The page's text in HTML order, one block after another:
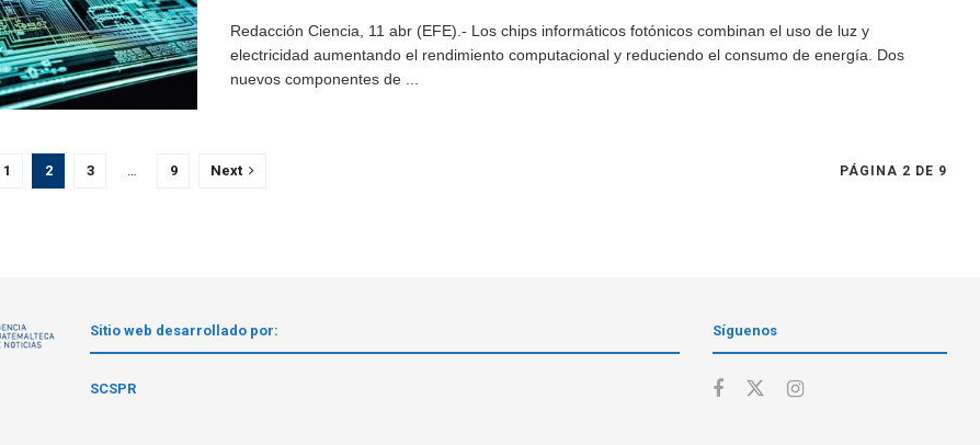
Redacción Ciencia, 11 abr (EFE).- Los chips informáticos fotónicos combinan el uso de luz y
electricidad aumentando el rendimiento computacional y reduciendo el consumo de energía. Dos
nuevos componentes de ...
PÁGINA 2 DE 9
1 2 3 9 Next
Sitio web desarrollado por:
SCSPR
Síguenos